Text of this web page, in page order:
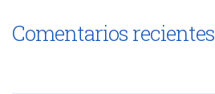
Comentarios recientes